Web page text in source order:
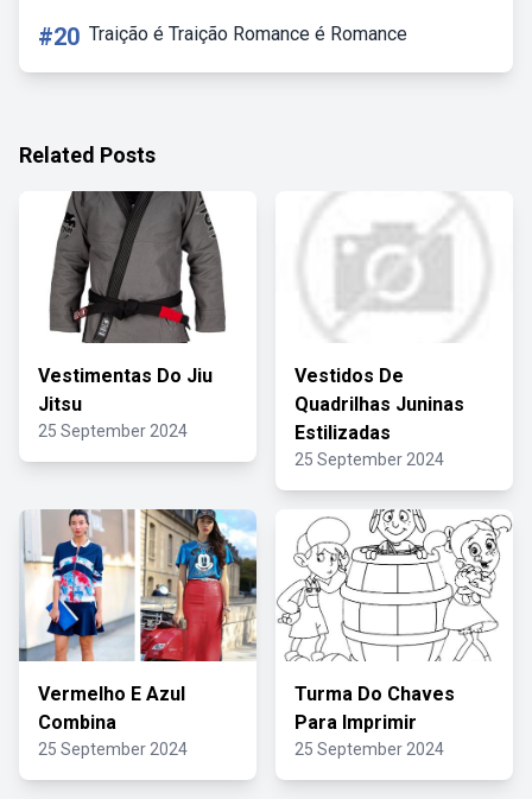
#20 Traição é Traição Romance é Romance
Related Posts
Vestimentas Do Jiu
Jitsu
25 September 2024
Vestidos De
Quadrilhas Juninas
Estilizadas
25 September 2024
Vermelho E Azul
Combina
25 September 2024
Turma Do Chaves
Para Imprimir
25 September 2024